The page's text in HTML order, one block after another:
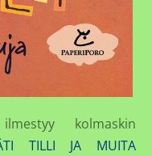
kolmaskin
TILLI JA MUITA